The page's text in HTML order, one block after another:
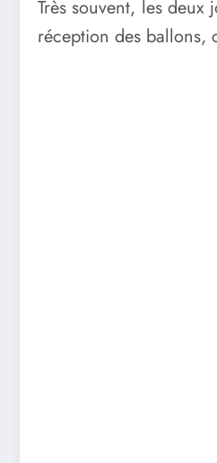
Très souvent, les
réception des ballons,